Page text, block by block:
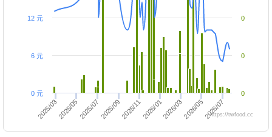
2025/032025/052025/072025/092025/112026/012026/032026/052026/07
0 元
6 元
12 元
0
0
0
https://twfood.cc